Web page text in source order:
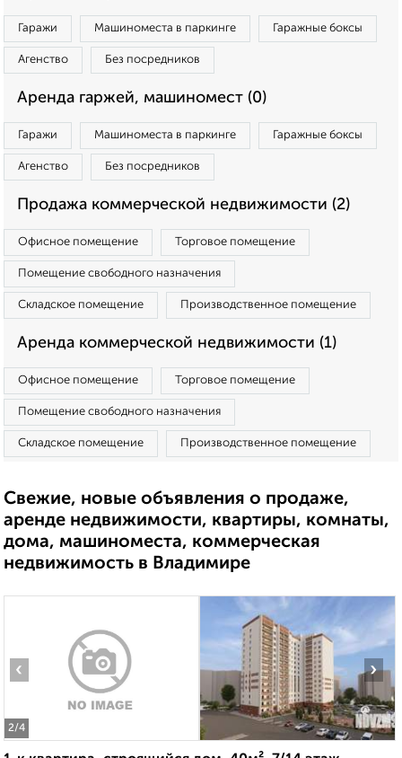
Гаражи Машиноместа в паркинге Гаражные боксы
Агенство Без посредников
Аренда гаржей, машиномест (0)
Гаражи Машиноместа в паркинге Гаражные боксы
Агенство Без посредников
Продажа коммерческой недвижимости (2)
Офисное помещение Торговое помещение
Помещение свободного назначения
Складское помещение Производственное помещение
Аренда коммерческой недвижимости (1)
Офисное помещение Торговое помещение
Помещение свободного назначения
Складское помещение Производственное помещение
Свежие, новые объявления о продаже,
аренде недвижимости, квартиры, комнаты,
дома, машиноместа, коммерческая
недвижимость в Владимире
2/4
‹ ›